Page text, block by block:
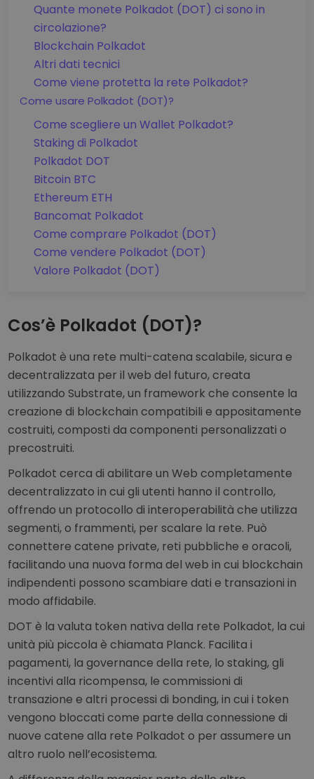
Quante monete Polkadot (DOT) ci sono in
circolazione?
Blockchain Polkadot
Altri dati tecnici
Come viene protetta la rete Polkadot?
Come usare Polkadot (DOT)?
Come scegliere un Wallet Polkadot?
Staking di Polkadot
Polkadot DOT
Bitcoin BTC
Ethereum ETH
Bancomat Polkadot
Come comprare Polkadot (DOT)
Come vendere Polkadot (DOT)
Valore Polkadot (DOT)
Cos’è Polkadot (DOT)?
Polkadot è una rete multi-catena scalabile, sicura e
decentralizzata per il web del futuro, creata
utilizzando Substrate, un framework che consente la
creazione di blockchain compatibili e appositamente
costruiti, composti da componenti personalizzati o
precostruiti.
Polkadot cerca di abilitare un Web completamente
decentralizzato in cui gli utenti hanno il controllo,
offrendo un protocollo di interoperabilità che utilizza
segmenti, o frammenti, per scalare la rete. Può
connettere catene private, reti pubbliche e oracoli,
facilitando una nuova forma del web in cui blockchain
indipendenti possono scambiare dati e transazioni in
modo affidabile.
DOT è la valuta token nativa della rete Polkadot, la cui
unità più piccola è chiamata Planck. Facilita i
pagamenti, la governance della rete, lo staking, gli
incentivi alla ricompensa, le commissioni di
transazione e altri processi di bonding, in cui i token
vengono bloccati come parte della connessione di
nuove catene alla rete Polkadot o per assumere un
altro ruolo nell’ecosistema.